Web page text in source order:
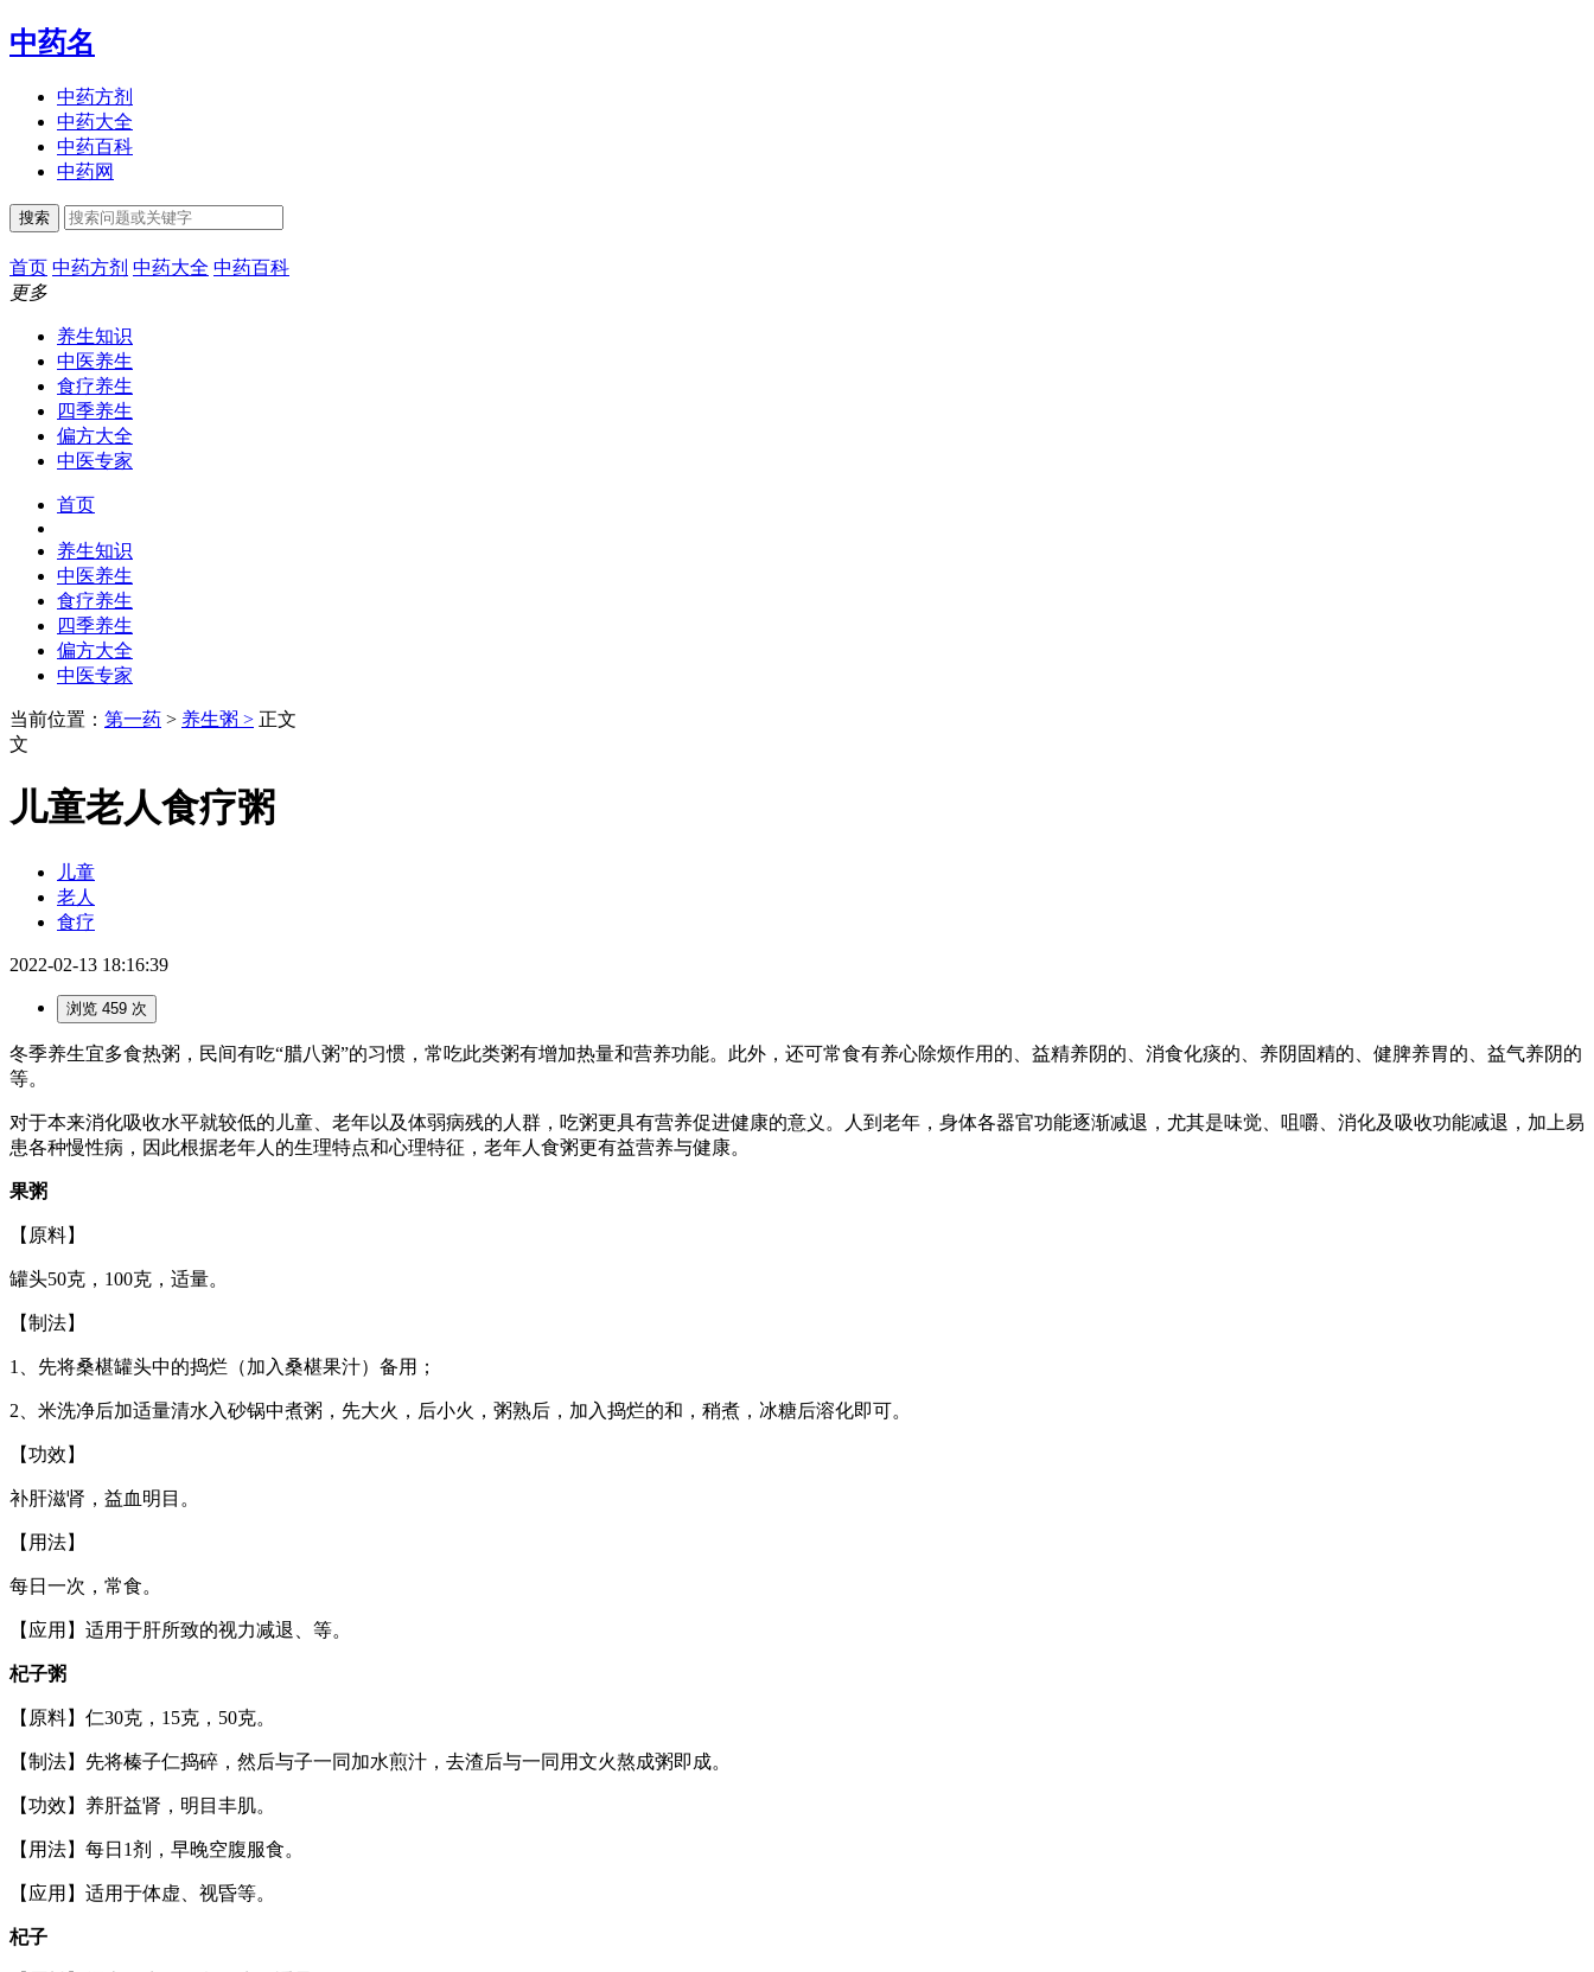
中药名
中药方剂
中药大全
中药百科
中药网
搜索
首页 中药方剂 中药大全 中药百科
更多
养生知识
中医养生
食疗养生
四季养生
偏方大全
中医专家
首页
养生知识
中医养生
食疗养生
四季养生
偏方大全
中医专家
当前位置： 第一药 > 养生粥 > 正文
文
儿童老人食疗粥
儿童
老人
食疗
2022-02-13 18:16:39
浏览 459 次
冬季养生宜多食热粥，民间有吃“腊八粥”的习惯，常吃此类粥有增加热量和营养功能。此外，还可常食有养心除烦作用的、益精养阴的、消食化痰的、养阴固精的、健脾养胃的、益气养阴的
等。
对于本来消化吸收水平就较低的儿童、老年以及体弱病残的人群，吃粥更具有营养促进健康的意义。人到老年，身体各器官功能逐渐减退，尤其是味觉、咀嚼、消化及吸收功能减退，加上易
患各种慢性病，因此根据老年人的生理特点和心理特征，老年人食粥更有益营养与健康。
果粥
【原料】
罐头50克，100克，适量。
【制法】
1、先将桑椹罐头中的捣烂（加入桑椹果汁）备用；
2、米洗净后加适量清水入砂锅中煮粥，先大火，后小火，粥熟后，加入捣烂的和，稍煮，冰糖后溶化即可。
【功效】
补肝滋肾，益血明目。
【用法】
每日一次，常食。
【应用】适用于肝所致的视力减退、等。
杞子粥
【原料】仁30克，15克，50克。
【制法】先将榛子仁捣碎，然后与子一同加水煎汁，去渣后与一同用文火熬成粥即成。
【功效】养肝益肾，明目丰肌。
【用法】每日1剂，早晚空腹服食。
【应用】适用于体虚、视昏等。
杞子